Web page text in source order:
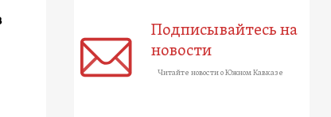
Подписывайтесь на
новости
Читайте новости о Южном Кавказе